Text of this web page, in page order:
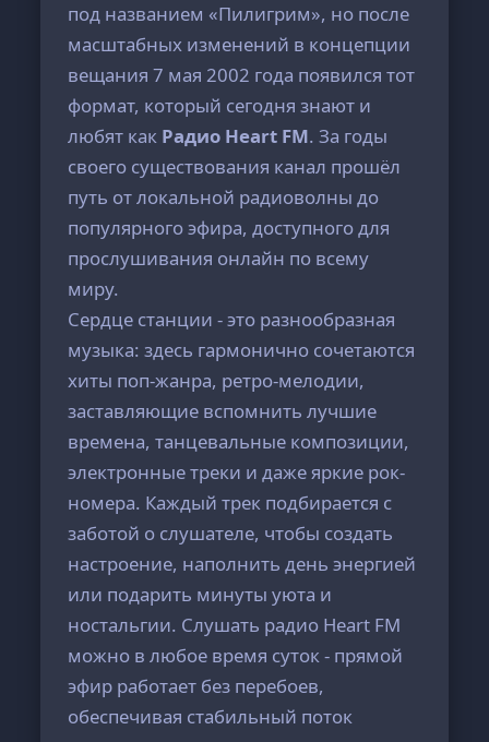
под названием «Пилигрим», но после
масштабных изменений в концепции
вещания 7 мая 2002 года появился тот
формат, который сегодня знают и
любят как Радио Heart FM. За годы
своего существования канал прошёл
путь от локальной радиоволны до
популярного эфира, доступного для
прослушивания онлайн по всему
миру.
Сердце станции - это разнообразная
музыка: здесь гармонично сочетаются
хиты поп-жанра, ретро-мелодии,
заставляющие вспомнить лучшие
времена, танцевальные композиции,
электронные треки и даже яркие рок-
номера. Каждый трек подбирается с
заботой о слушателе, чтобы создать
настроение, наполнить день энергией
или подарить минуты уюта и
ностальгии. Слушать радио Heart FM
можно в любое время суток - прямой
эфир работает без перебоев,
обеспечивая стабильный поток